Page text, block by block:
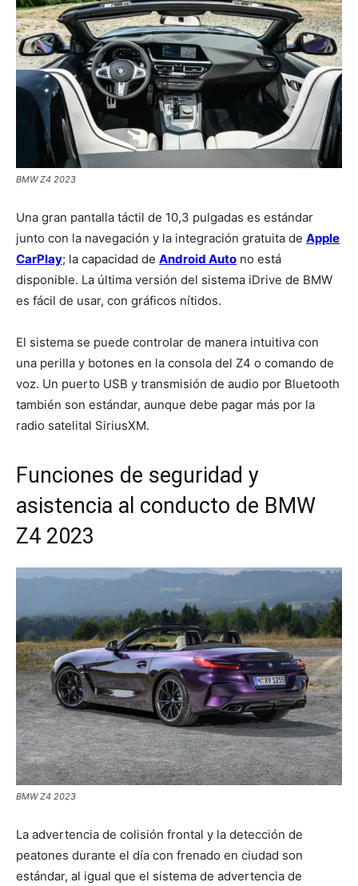
BMW Z4 2023
Una gran pantalla táctil de 10,3 pulgadas es estándar
junto con la navegación y la integración gratuita de Apple
CarPlay; la capacidad de Android Auto no está
disponible. La última versión del sistema iDrive de BMW
es fácil de usar, con gráficos nítidos.
El sistema se puede controlar de manera intuitiva con
una perilla y botones en la consola del Z4 o comando de
voz. Un puerto USB y transmisión de audio por Bluetooth
también son estándar, aunque debe pagar más por la
radio satelital SiriusXM.
Funciones de seguridad y
asistencia al conducto de BMW
Z4 2023
BMW Z4 2023
La advertencia de colisión frontal y la detección de
peatones durante el día con frenado en ciudad son
estándar, al igual que el sistema de advertencia de